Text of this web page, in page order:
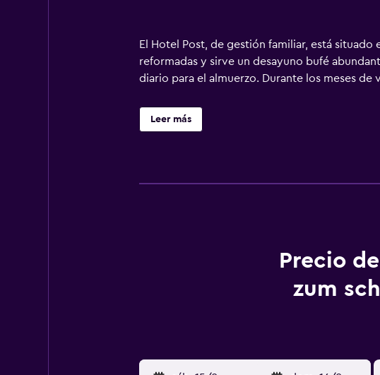
El Hotel Post, de gestión familiar, está
reformadas y sirve un desayuno bufé
diario para el almuerzo. Durante los meses
Leer más
Precio
zum